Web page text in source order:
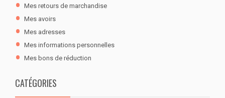
Mes retours de marchandise
Mes avoirs
Mes adresses
Mes informations personnelles
Mes bons de réduction
CATÉGORIES